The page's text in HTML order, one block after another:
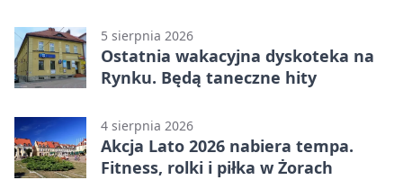
5 sierpnia 2026
Ostatnia wakacyjna dyskoteka na
Rynku. Będą taneczne hity
4 sierpnia 2026
Akcja Lato 2026 nabiera tempa.
Fitness, rolki i piłka w Żorach